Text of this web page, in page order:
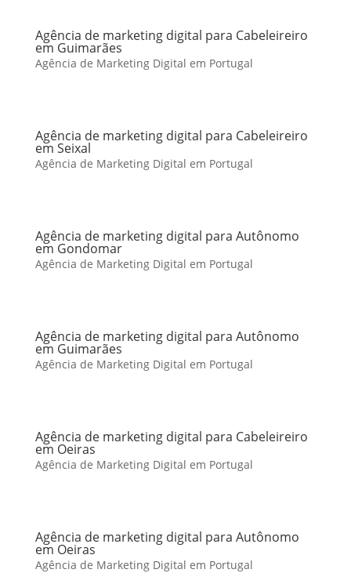
Agência de marketing digital para Cabeleireiro
em Guimarães
Agência de Marketing Digital em Portugal
Agência de marketing digital para Cabeleireiro
em Seixal
Agência de Marketing Digital em Portugal
Agência de marketing digital para Autônomo
em Gondomar
Agência de Marketing Digital em Portugal
Agência de marketing digital para Autônomo
em Guimarães
Agência de Marketing Digital em Portugal
Agência de marketing digital para Cabeleireiro
em Oeiras
Agência de Marketing Digital em Portugal
Agência de marketing digital para Autônomo
em Oeiras
Agência de Marketing Digital em Portugal